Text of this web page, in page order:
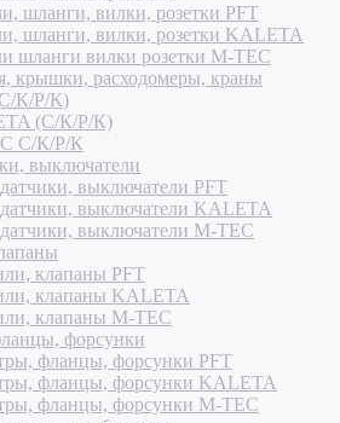
шланги, вилки, розетки PFT
шланги, вилки, розетки KALETA
шланги вилки розетки M-TEC
крышки, расходомеры, краны
К/Р/К)
(С/К/Р/К)
С/К/Р/К
выключатели
выключатели PFT
датчики, выключатели KALETA
выключатели M-TEC
клапаны PFT
клапаны KALETA
клапаны M-TEC
форсунки
фланцы, форсунки PFT
фланцы, форсунки KALETA
фланцы, форсунки M-TEC